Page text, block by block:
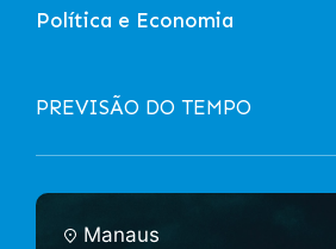
Política e Economia
PREVISÃO DO TEMPO
Manaus